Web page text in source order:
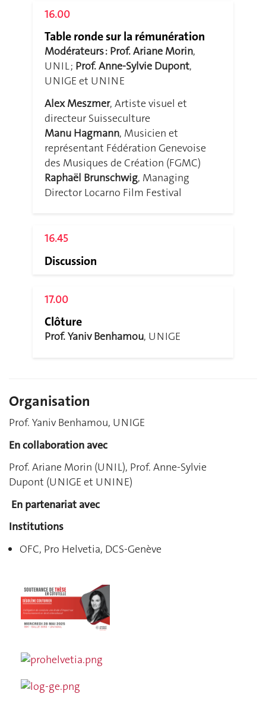
16.00
Table ronde sur la rémunération
Modérateurs : Prof. Ariane Morin,
UNIL ; Prof. Anne-Sylvie Dupont,
UNIGE et UNINE
Alex Meszmer, Artiste visuel et
directeur Suisseculture
Manu Hagmann, Musicien et
représentant Fédération Genevoise
des Musiques de Création (FGMC)
Raphaël Brunschwig, Managing
Director Locarno Film Festival
16.45
Discussion
17.00
Clôture
Prof. Yaniv Benhamou, UNIGE
Organisation
Prof. Yaniv Benhamou, UNIGE
En collaboration avec
Prof. Ariane Morin (UNIL), Prof. Anne-Sylvie
Dupont (UNIGE et UNINE)
En partenariat avec
Institutions
OFC, Pro Helvetia, DCS-Genève